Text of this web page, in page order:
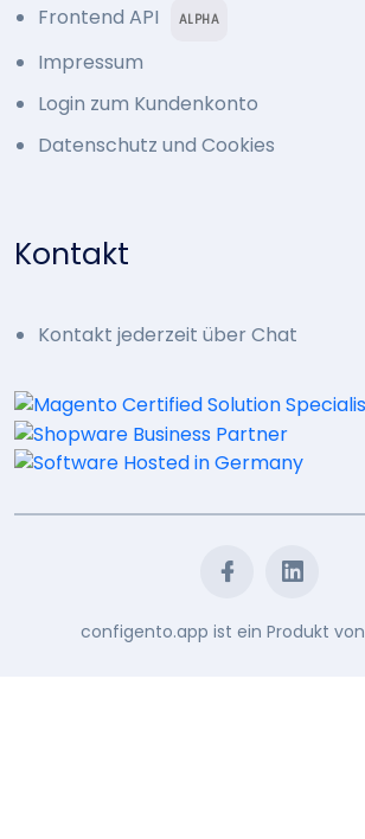
Frontend API ALPHA
Impressum
Login zum Kundenkonto
Datenschutz und Cookies
Kontakt
Kontakt jederzeit über Chat
configento.app ist ein Produkt von